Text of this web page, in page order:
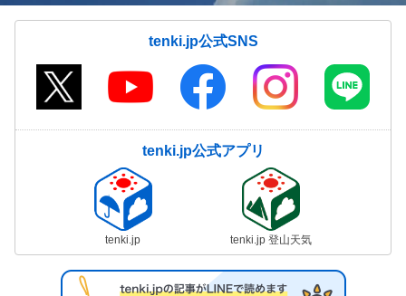
tenki.jp公式SNS
tenki.jp公式アプリ
tenki.jp tenki.jp 登山天気